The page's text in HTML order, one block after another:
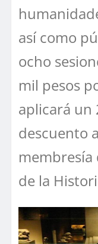
así como
ocho
mil pesos
aplicará un
descuento
membresía
de la